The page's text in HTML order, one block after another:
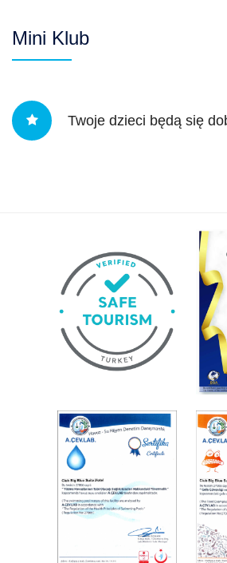
Mini Klub
Twoje dzieci będą się